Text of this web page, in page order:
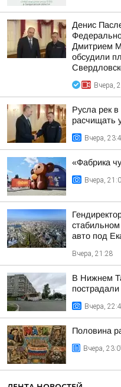
Денис
Дмитрием
обсудили
Вчера,
Русла рек
расчищать
Вчера,
«Фабрика
Вчера,
авто под
Вчера, 21:28
В Нижнем
Вчера,
Половина
Вчера,